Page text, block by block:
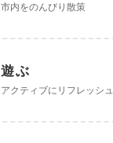
市内をのんびり散策
遊ぶ
アクティブにリフレッシュ